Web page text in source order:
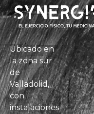
Ubicado en
la zona sur
de
Valladolid,
con
instalaciones